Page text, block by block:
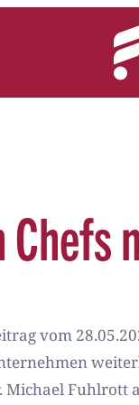
vom
Fuhlrott